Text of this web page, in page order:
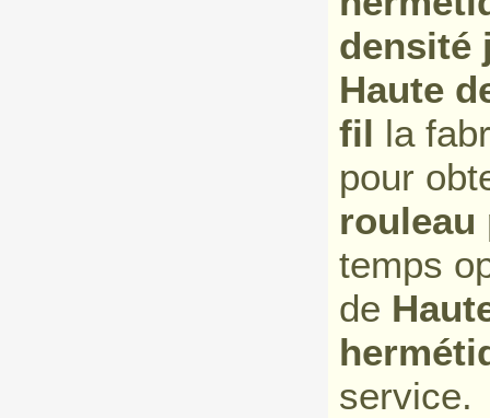
densité
Haute
fil la
pour
rouleau
temps
de
service.